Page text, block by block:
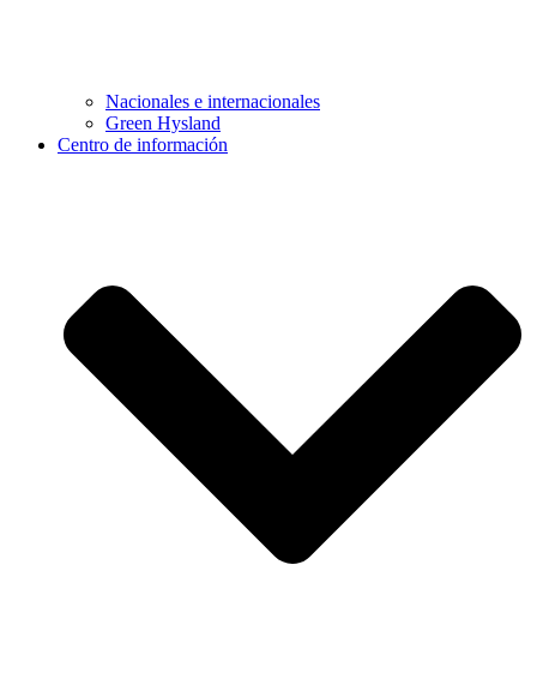
Nacionales e internacionales
Green Hysland
Centro de información